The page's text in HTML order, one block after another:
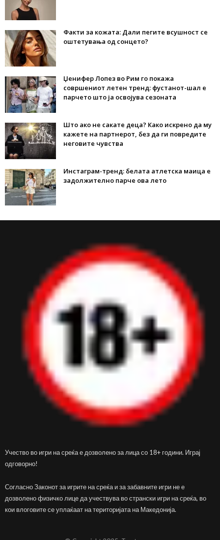
Факти за кожата: Дали пегите всушност се
оштетувања од сонцето?
Џенифер Лопез во Рим го покажа
совршениот летен тренд: фустанот-шал е
парчето што ја освојува сезоната
Што ако не сакате деца? Како искрено да му
кажете на партнерот, без да ги повредите
неговите чувства
Инстаграм-тренд: белата атлетска маица е
задолжително парче ова лето
Учество во игри на среќа е дозволено за лица со 18+ години. Играј
одговорно!
Согласно Законот за игрите на среќа и за забавните игри не е
дозволено физичко лице да учествува во странски игри на среќа, во
кои влоговите се уплаќаат на територијата на Македонија.